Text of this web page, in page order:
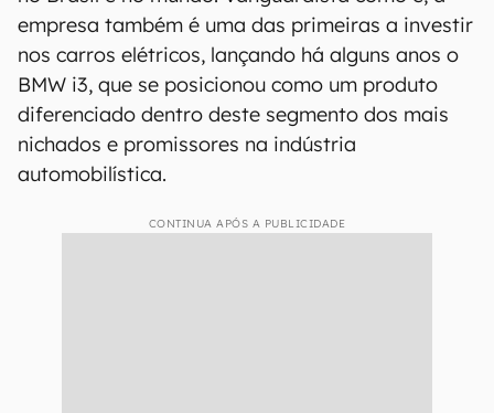
empresa também é uma das primeiras a investir
nos carros elétricos, lançando há alguns anos o
BMW i3, que se posicionou como um produto
diferenciado dentro deste segmento dos mais
nichados e promissores na indústria
automobilística.
CONTINUA APÓS A PUBLICIDADE